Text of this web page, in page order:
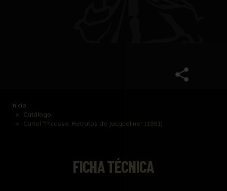
Inicio
Catálogo
Cartel "Picasso. Retratos de Jacqueline" (1991)
FICHA TÉCNICA